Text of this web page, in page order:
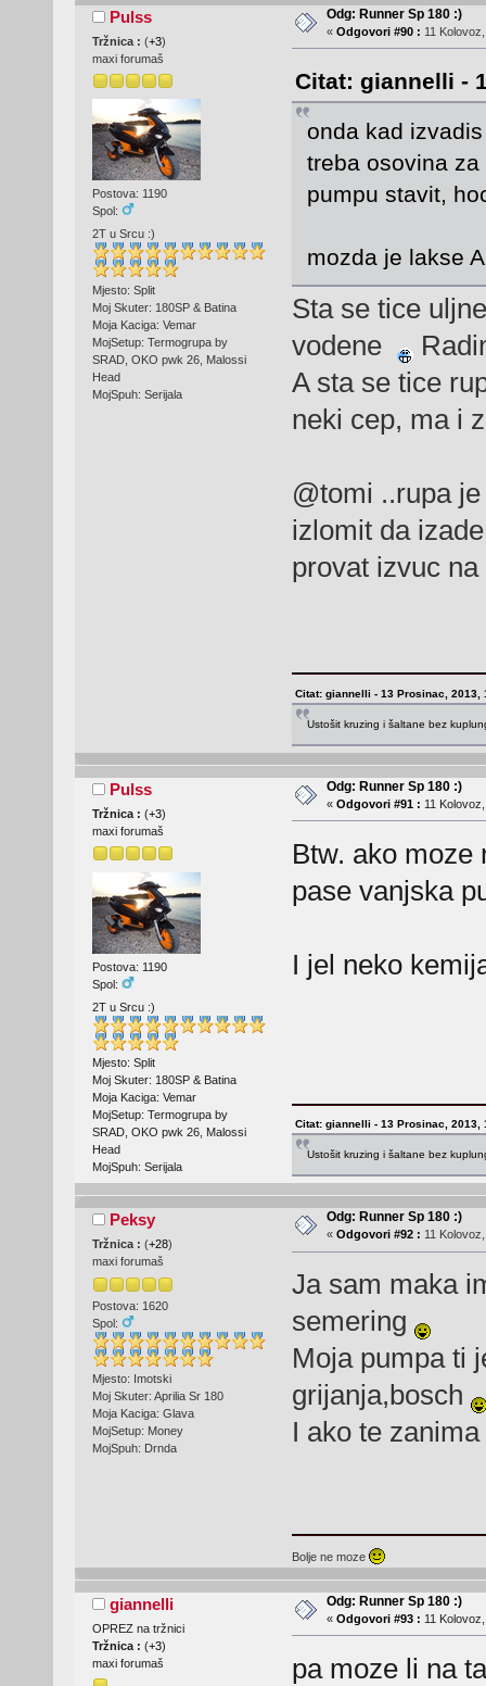
Pulss
Tržnica : (+3)
maxi forumaš
Postova: 1190
Spol:
2T u Srcu :)
Mjesto: Split
Moj Skuter: 180SP & Batina
Moja Kaciga: Vemar
MojSetup: Termogrupa by
SRAD, OKO pwk 26, Malossi
Head
MojSpuh: Serijala
Odg: Runner Sp 180 :)
« Odgovori #90 : 11
Citat: giannelli -
onda kad
treba osovina
pumpu stavit,
mozda je lakse
Sta se tice
vodene
A sta se tice
neki cep, ma i
@tomi ..rupa
izlomit da
provat izvuc na
Citat: giannelli - 13 Prosinac, 2013,
Ustošit kruzing i šaltane bez
Pulss
Tržnica : (+3)
maxi forumaš
Postova: 1190
Spol:
2T u Srcu :)
Mjesto: Split
Moj Skuter: 180SP & Batina
Moja Kaciga: Vemar
MojSetup: Termogrupa by
SRAD, OKO pwk 26, Malossi
Head
MojSpuh: Serijala
Odg: Runner Sp 180 :)
« Odgovori #91 : 11
Btw. ako moze
pase vanjska
I jel neko
Citat: giannelli - 13 Prosinac, 2013,
Ustošit kruzing i šaltane bez
Peksy
Tržnica : (+28)
maxi forumaš
Postova: 1620
Spol:
Mjesto: Imotski
Moj Skuter: Aprilia Sr 180
Moja Kaciga: Glava
MojSetup: Money
MojSpuh: Drnda
Odg: Runner Sp 180 :)
« Odgovori #92 : 11
Ja sam maka
semering
Moja pumpa ti
grijanja,bosch
I ako te
Bolje ne moze
giannelli
OPREZ na tržnici
Tržnica : (+3)
maxi forumaš
Odg: Runner Sp 180 :)
« Odgovori #93 : 11
pa moze li na